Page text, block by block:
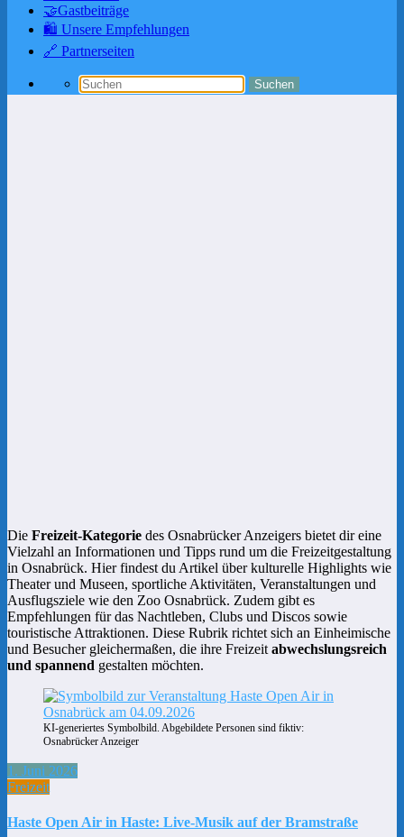
🤝Gastbeiträge
🛍️ Unsere Empfehlungen
🔗 Partnerseiten
Die Freizeit-Kategorie des Osnabrücker Anzeigers bietet dir eine
Vielzahl an Informationen und Tipps rund um die Freizeitgestaltung
in Osnabrück. Hier findest du Artikel über kulturelle Highlights wie
Theater und Museen, sportliche Aktivitäten, Veranstaltungen und
Ausflugsziele wie den Zoo Osnabrück. Zudem gibt es
Empfehlungen für das Nachtleben, Clubs und Discos sowie
touristische Attraktionen. Diese Rubrik richtet sich an Einheimische
und Besucher gleichermaßen, die ihre Freizeit abwechslungsreich
und spannend gestalten möchten.
KI-generiertes Symbolbild. Abgebildete Personen sind fiktiv:
Osnabrücker Anzeiger
1. Juni 2026
Freizeit
Haste Open Air in Haste: Live-Musik auf der Bramstraße